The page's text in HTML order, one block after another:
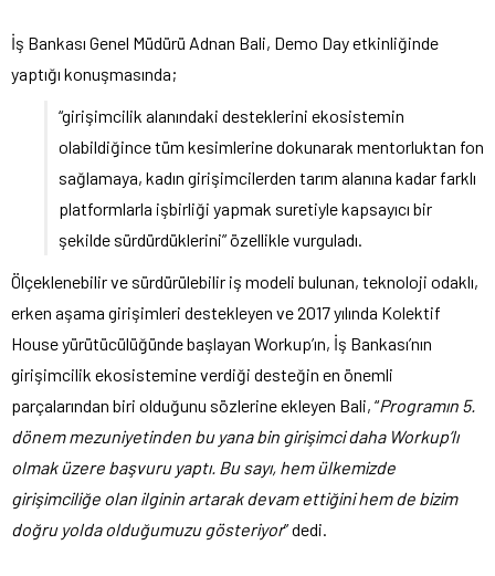
İş Bankası Genel Müdürü Adnan Bali, Demo Day etkinliğinde
yaptığı konuşmasında;
“girişimcilik alanındaki desteklerini ekosistemin
olabildiğince tüm kesimlerine dokunarak mentorluktan fon
sağlamaya, kadın girişimcilerden tarım alanına kadar farklı
platformlarla işbirliği yapmak suretiyle kapsayıcı bir
şekilde sürdürdüklerini” özellikle vurguladı.
Ölçeklenebilir ve sürdürülebilir iş modeli bulunan, teknoloji odaklı,
erken aşama girişimleri destekleyen ve 2017 yılında Kolektif
House yürütücülüğünde başlayan Workup’ın, İş Bankası’nın
girişimcilik ekosistemine verdiği desteğin en önemli
parçalarından biri olduğunu sözlerine ekleyen Bali, “Programın 5.
dönem mezuniyetinden bu yana bin girişimci daha Workup’lı
olmak üzere başvuru yaptı. Bu sayı, hem ülkemizde
girişimciliğe olan ilginin artarak devam ettiğini hem de bizim
doğru yolda olduğumuzu gösteriyor” dedi.